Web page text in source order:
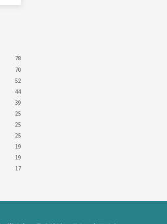
78
70
52
44
39
25
25
25
19
19
17